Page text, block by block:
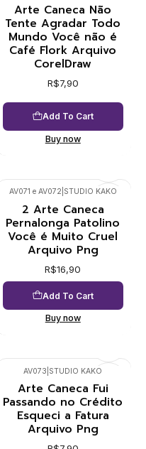
Arte Caneca Não
Tente Agradar Todo
Mundo Você não é
Café Flork Arquivo
CorelDraw
R$7,90
Add To Cart
Buy now
AV071 e AV072 STUDIO KAKO
2 Arte Caneca
Pernalonga Patolino
Você é Muito Cruel
Arquivo Png
R$16,90
Add To Cart
Buy now
AV073 STUDIO KAKO
Arte Caneca Fui
Passando no Crédito
Esqueci a Fatura
Arquivo Png